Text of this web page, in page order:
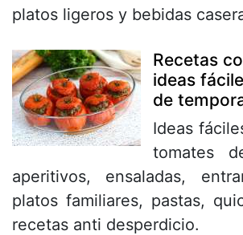
platos ligeros y bebidas
Recetas
ideas
de
Ideas
tomates
aperitivos, ensaladas,
platos familiares, pastas,
recetas anti desperdicio.